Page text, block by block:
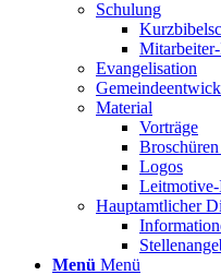
Schulung
Evangelisation
Material
Vorträge
Logos
Hauptamtlicher
Menü Menü